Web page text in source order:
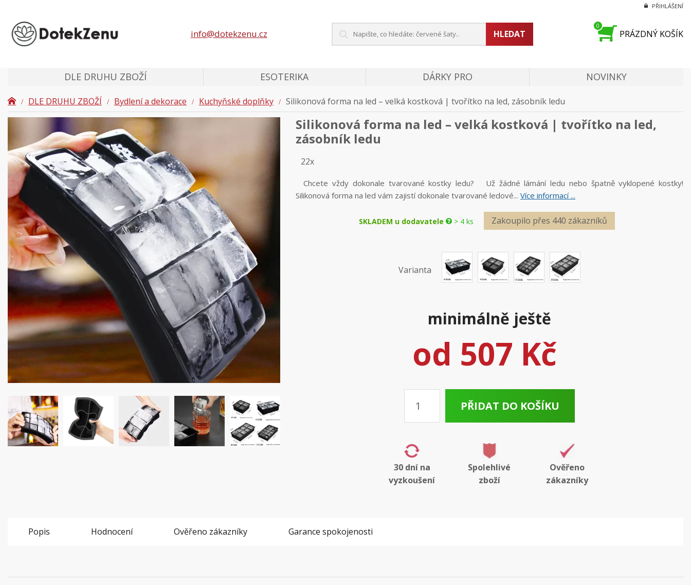
info@dotekzenu.cz HLEDAT
PŘIHLÁŠENÍ
0
PRÁZDNÝ KOŠÍK
DLE DRUHU ZBOŽÍ ESOTERIKA DÁRKY PRO NOVINKY
DLE DRUHU ZBOŽÍ Bydlení a dekorace Kuchyňské doplňky Silikonová forma na led – velká kostková | tvořítko na led, zásobník ledu
Silikonová forma na led – velká kostková | tvořítko na led,
zásobník ledu
22x
Chcete vždy dokonale tvarované kostky ledu? Už žádné lámání ledu nebo špatně vyklopené kostky!
Silikonová forma na led vám zajistí dokonale tvarované ledové... Více informací ...
SKLADEM u dodavatele > 4 ks Zakoupilo přes 440 zákazníků
Varianta
minimálně ještě
od 507 Kč
PŘIDAT DO KOŠÍKU
30 dní na
vyzkoušení
Spolehlivé
zboží
Ověřeno
zákazníky
Popis Hodnocení Ověřeno zákazníky Garance spokojenosti